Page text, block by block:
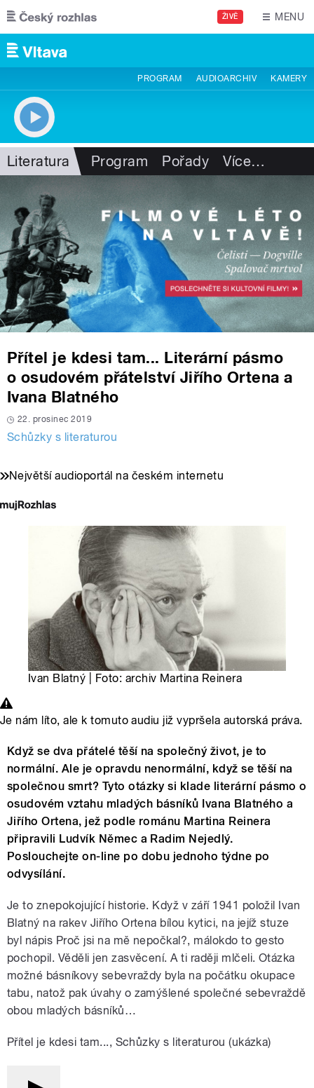
Přejít k hlavnímu obsahu
ŽIVĚ MENU
PROGRAM AUDIOARCHIV KAMERY
Literatura Program Pořady Více…
Přítel je kdesi tam... Literární pásmo
o osudovém přátelství Jiřího Ortena a
Ivana Blatného
22. prosinec 2019
Schůzky s literaturou
Největší audioportál na českém internetu
Ivan Blatný | Foto: archiv Martina Reinera
Je nám líto, ale k tomuto audiu již vypršela autorská práva.
Když se dva přátelé těší na společný život, je to
normální. Ale je opravdu nenormální, když se těší na
společnou smrt? Tyto otázky si klade literární pásmo o
osudovém vztahu mladých básníků Ivana Blatného a
Jiřího Ortena, jež podle románu Martina Reinera
připravili Ludvík Němec a Radim Nejedlý.
Poslouchejte on-line po dobu jednoho týdne po
odvysílání.
Je to znepokojující historie. Když v září 1941 položil Ivan
Blatný na rakev Jiřího Ortena bílou kytici, na jejíž stuze
byl nápis Proč jsi na mě nepočkal?, málokdo to gesto
pochopil. Věděli jen zasvěcení. A ti raději mlčeli. Otázka
možné básníkovy sebevraždy byla na počátku okupace
tabu, natož pak úvahy o zamýšlené společné sebevraždě
obou mladých básníků…
Přítel je kdesi tam..., Schůzky s literaturou (ukázka)